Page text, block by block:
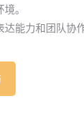
。
能力和团队协